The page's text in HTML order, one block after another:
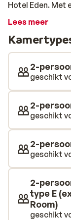
Hotel Eden. Met
verschillende
comfortabel
moderne
panoramisch
Lees meer
2-
geschikt
2-
geschikt
2-
geschikt
2-
type E
Room)
geschikt